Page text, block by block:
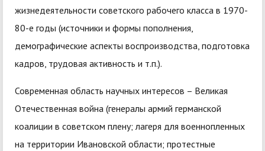
жизнедеятельности советского рабочего класса в 1970-
80-е годы (источники и формы пополнения,
демографические аспекты воспроизводства, подготовка
кадров, трудовая активность и т.п.).
Современная область научных интересов – Великая
Отечественная война (генералы армий германской
коалиции в советском плену; лагеря для военнопленных
на территории Ивановской области; протестные